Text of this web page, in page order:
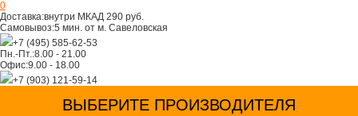
0
Доставка:внутри МКАД 290 руб.
Самовывоз:5 мин. от м. Савеловская
+7 (495) 585-62-53
Пн.-Пт.:8.00 - 21.00
Офис:9.00 - 18.00
+7 (903) 121-59-14
ВЫБЕРИТЕ ПРОИЗВОДИТЕЛЯ